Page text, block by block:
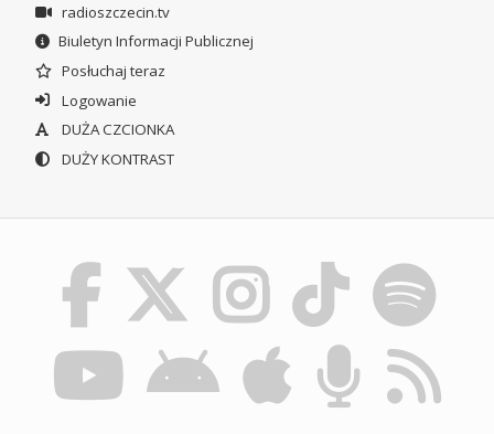
radioszczecin.tv
Biuletyn Informacji Publicznej
Posłuchaj teraz
Logowanie
DUŻA CZCIONKA
DUŻY KONTRAST